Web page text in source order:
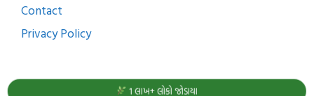
Contact
Privacy Policy
1 લાખ+ લોકો જોડાયા